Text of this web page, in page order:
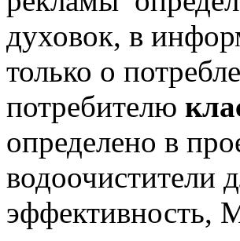
духовок, в
только о
потребителю
определено в
водоочистители
эффективность,